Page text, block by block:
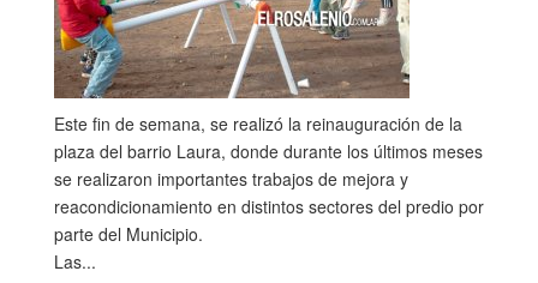
Este fin de semana, se realizó la reinauguración de la
plaza del barrio Laura, donde durante los últimos meses
se realizaron importantes trabajos de mejora y
reacondicionamiento en distintos sectores del predio por
parte del Municipio.
Las...